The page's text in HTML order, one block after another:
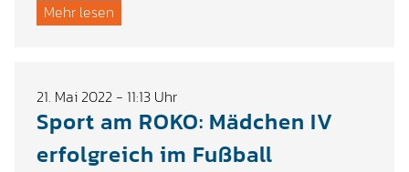
Mehr lesen
21. Mai 2022 - 11:13 Uhr
Sport am ROKO: Mädchen IV
erfolgreich im Fußball